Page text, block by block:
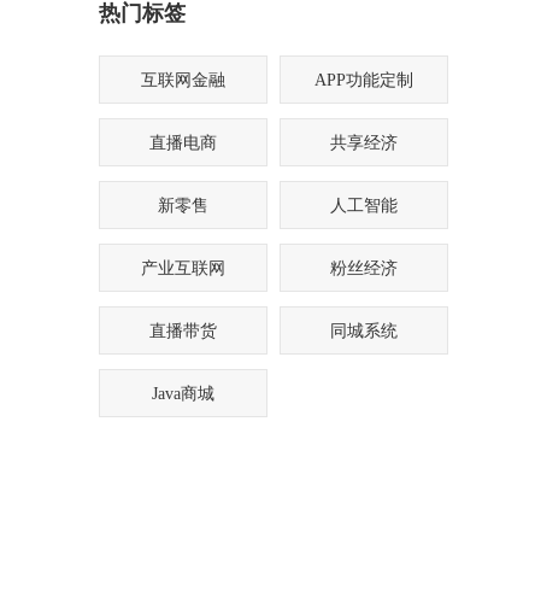
司时，常常陷入“选择
热门标签
互联网金融 APP功能定制
直播电商 共享经济
新零售 人工智能
产业互联网 粉丝经济
直播带货 同城系统
Java商城